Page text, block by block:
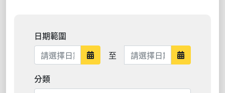
日期範圍
日期範圍開始
至 日期範圍結束 日期範圍
分類